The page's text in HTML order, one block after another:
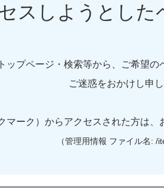
スしようとした
トップページ・検索等から、ご希望の
ご迷惑をおかけし申
マーク）からアクセスされた方は
（管理用情報 ファイル名: /